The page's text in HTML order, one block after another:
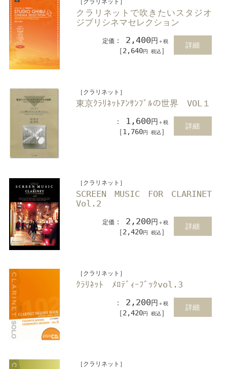
クラリネットで吹きたいスタジオ
ジブリシネマセレクション
定価 ： 2,400円 ＋税
［2,640円 税込 ］
詳細
［クラリネット］
東京ｸﾗﾘﾈｯﾄｱﾝｻﾝﾌﾞﾙの世界 VOL１
： 1,600円 ＋税
［1,760円 税込 ］
詳細
［クラリネット］
SCREEN MUSIC FOR CLARINET
Vol.2
定価 ： 2,200円 ＋税
［2,420円 税込 ］
詳細
［クラリネット］
ｸﾗﾘﾈｯﾄ ﾒﾛﾃﾞｨｰﾌﾞｯｸvol.3
： 2,200円 ＋税
［2,420円 税込 ］
詳細
［クラリネット］